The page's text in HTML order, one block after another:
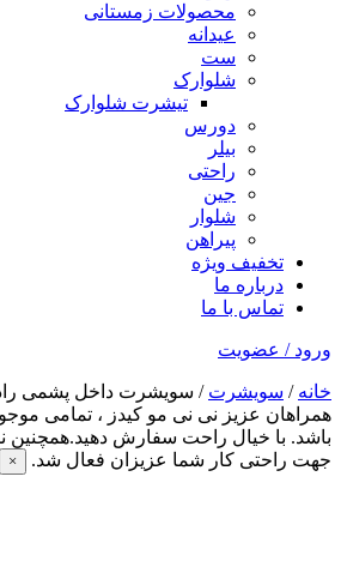
محصولات زمستانی
عیدانه
ست
شلوارک
تیشرت شلوارک
دورس
بیلر
راحتی
جین
شلوار
پیراهن
تخفیف ویژه
درباره ما
تماس با ما
ورود / عضویت
خانه / سویشرت / سویشرت داخل پشمی رادین
همراهان عزیز نی نی مو کیدز ، تمامی
باشد. با خیال راحت سفارش
جهت راحتی کار شما عزیزان فعال شد.
×